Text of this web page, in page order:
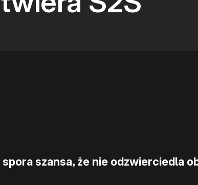
szansa, że nie odzwierciedla